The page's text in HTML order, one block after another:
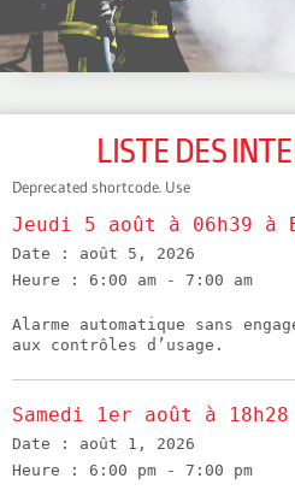
LISTE DES
Deprecated shortcode. Use
Jeudi 5 août à 06h39 à
Date : août 5, 2026
Heure : 6:00 am - 7:00 am
Alarme automatique sans
aux contrôles d’usage.
Samedi 1er août à
Date : août 1, 2026
Heure : 6:00 pm - 7:00 pm